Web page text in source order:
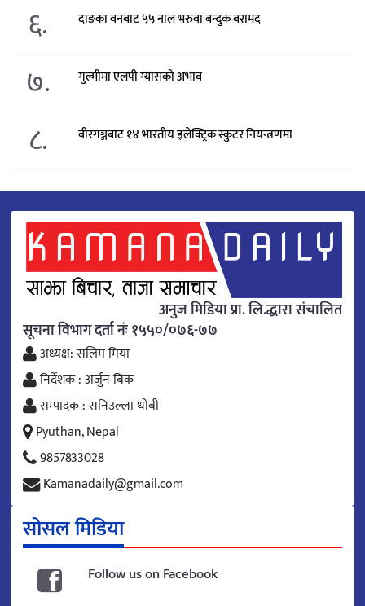
६. दाङका वनबाट ५५ नाल भरुवा बन्दुक बरामद
७. गुल्मीमा एलपी ग्यासको अभाव
८. वीरगञ्जबाट १४ भारतीय इलेक्ट्रिक स्कुटर नियन्त्रणमा
अनुज मिडिया प्रा. लि.द्धारा संचालित
सूचना विभाग दर्ता नंः १५५०/०७६-७७
अध्यक्ष: सलिम मिया
निर्देशक : अर्जुन बिक
सम्पादक : सनिउल्ला धोबी
Pyuthan, Nepal
9857833028
Kamanadaily@gmail.com
सोसल मिडिया
Follow us on Facebook